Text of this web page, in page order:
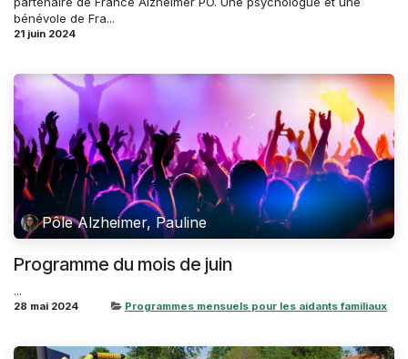
bénévole de Fra...
21 juin 2024
Pôle Alzheimer, Pauline
Programme du mois de juin
...
28 mai 2024 Programmes mensuels pour les aidants familiaux